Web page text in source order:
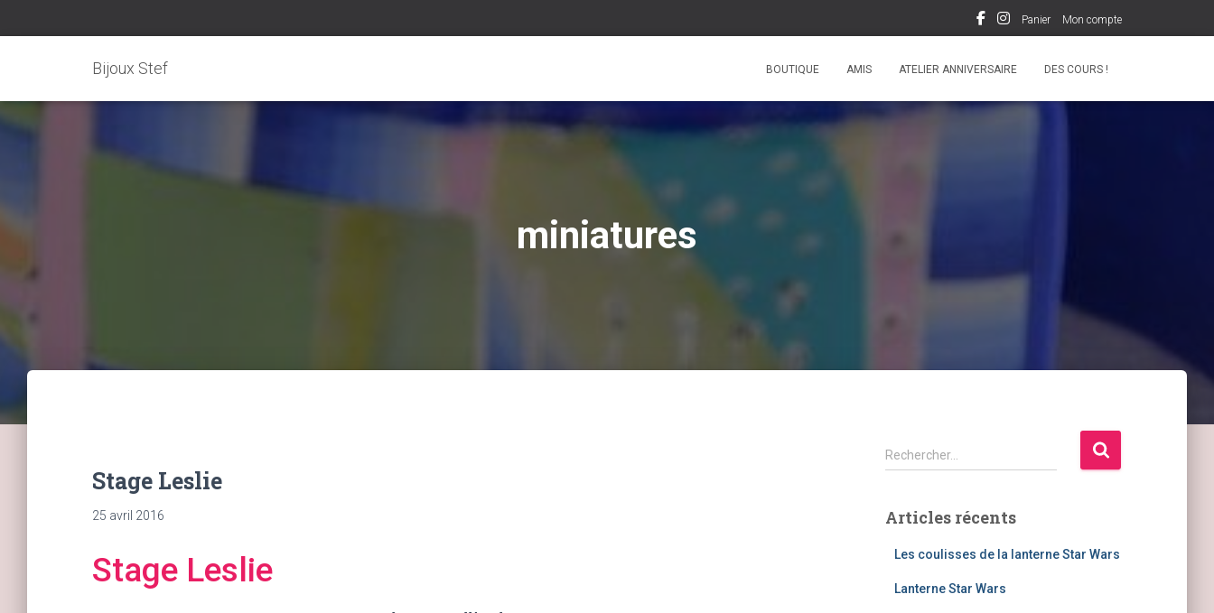
Panier Mon compte
Bijoux Stef BOUTIQUE AMIS ATELIER ANNIVERSAIRE DES COURS !
miniatures
Stage Leslie
25 avril 2016
Stage Leslie
R
e
e
Rechercher…
Articles récents
Les coulisses de la lanterne Star Wars
Lanterne Star Wars